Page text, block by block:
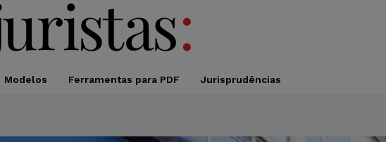
Modelos Ferramentas para PDF Jurisprudências